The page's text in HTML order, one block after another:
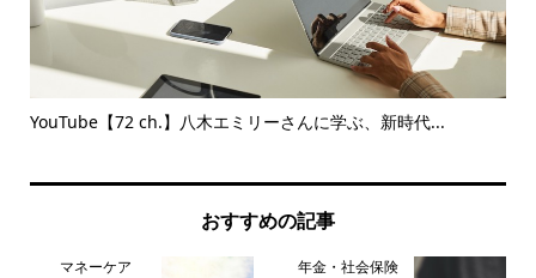
YouTube【72 ch.】八木エミリーさんに学ぶ、新時代...
おすすめの記事
マネーケア 年金・社会保険